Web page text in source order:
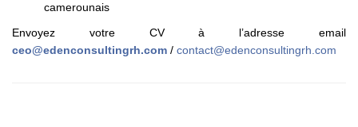
camerounais
Envoyez votre CV à l’adresse email
ceo@edenconsultingrh.com / contact@edenconsultingrh.com